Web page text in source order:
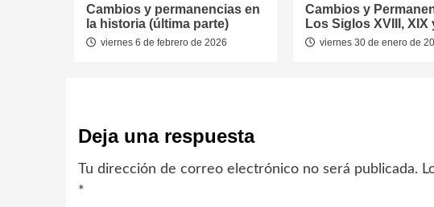
Cambios y permanencias en
la historia (última parte)
viernes 6 de febrero de 2026
Cambios y
Los Siglos XVIII, XIX
viernes 30 de enero de
Deja una respuesta
Tu dirección de correo electrónico no será publicada.
*